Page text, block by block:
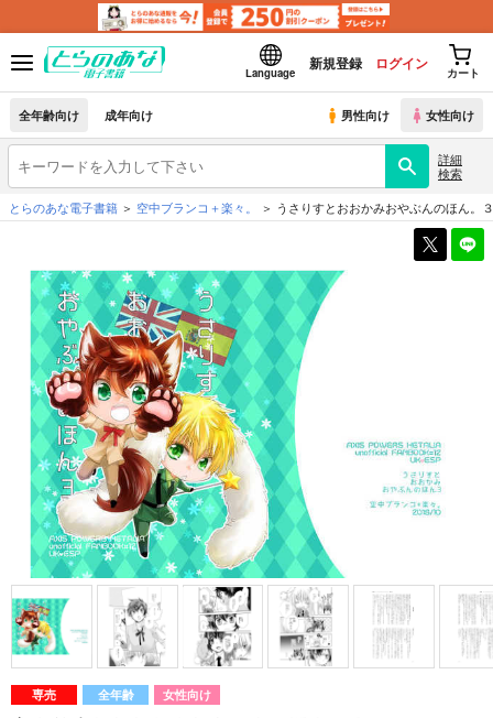
Language
新規登録 ログイン
カート
全年齢向け 成年向け 男性向け 女性向け
詳細
検索
とらのあな電子書籍
空中ブランコ＋楽々。 うさりすとおおかみおやぶんのほん。３
専売 全年齢 女性向け